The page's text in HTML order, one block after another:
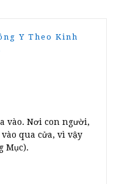
Y Theo Kinh
vào. Nơi con người,
qua cửa, vì vậy
Mục).